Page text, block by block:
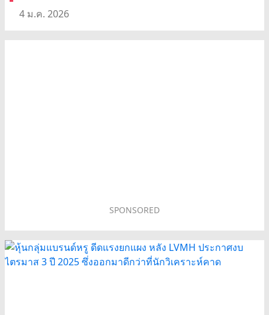
4 ม.ค. 2026
SPONSORED